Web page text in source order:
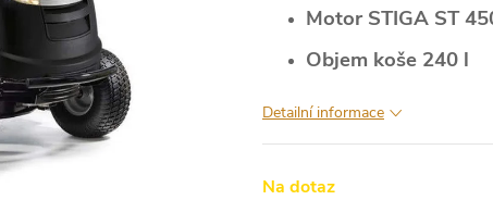
Motor STIGA ST
Objem koše 240 l
Detailní informace
Na dotaz